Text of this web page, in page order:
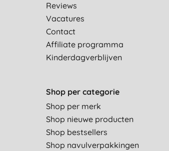
Reviews
Vacatures
Contact
Affiliate programma
Kinderdagverblijven
Shop per categorie
Shop per merk
Shop nieuwe producten
Shop bestsellers
Shop navulverpakkingen